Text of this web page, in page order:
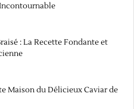
: La Recette Fondante et
Maison du Délicieux Caviar de